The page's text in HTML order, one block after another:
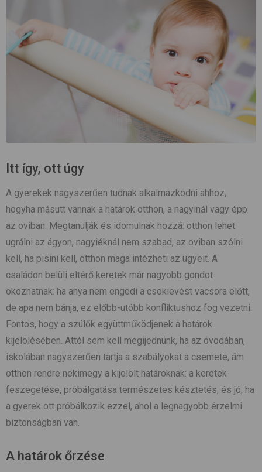
Itt így, ott úgy
A gyerekek nagyszerűen tudnak alkalmazkodni ahhoz,
hogyha másutt vannak a határok otthon, a nagyinál vagy épp
az oviban. Megtanulják és idomulnak hozzá: otthon lehet
ugrálni az ágyon, nagyiéknál nem szabad, az oviban szólni
kell, ha pisini kell, otthon maga intézheti az ügyeit. A
családon belüli eltérő keretek már nagyobb gondot
okozhatnak: ha anya nem engedi a csokievést vacsora előtt,
de apa nem bánja, ez előbb-utóbb konfliktushoz fog vezetni.
Fontos, hogy a szülők együttműködjenek a határok
kijelölésében. Attól sem kell megijednünk, ha az óvodában,
iskolában nagyszerűen tartja a szabályokat a csemete, ám
otthon rendre nekimegy a kijelölt határoknak: a keretek
feszegetése, próbálgatása természetes késztetés, és jó, ha
a gyerek ott próbálkozik ezzel, ahol a legnagyobb érzelmi
biztonságban van.
A határok őrzése